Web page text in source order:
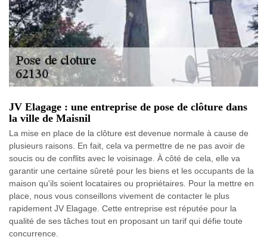
JV Elagage : une entreprise de pose de clôture dans
la ville de Maisnil
La mise en place de la clôture est devenue normale à cause de
plusieurs raisons. En fait, cela va permettre de ne pas avoir de
soucis ou de conflits avec le voisinage. À côté de cela, elle va
garantir une certaine sûreté pour les biens et les occupants de la
maison qu'ils soient locataires ou propriétaires. Pour la mettre en
place, nous vous conseillons vivement de contacter le plus
rapidement JV Elagage. Cette entreprise est réputée pour la
qualité de ses tâches tout en proposant un tarif qui défie toute
concurrence.